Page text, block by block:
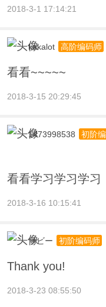
2018-3-1 17:14:21
kakalot 高阶编码师
看看~~~~~
2018-3-15 20:29:45
1473998538 初阶
看看学习学习学习
2018-3-16 10:15:41
サビー 初阶编码师
Thank you!
2018-3-23 08:55:50